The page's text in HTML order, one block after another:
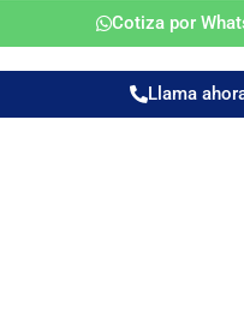
Cotiza por
Llama